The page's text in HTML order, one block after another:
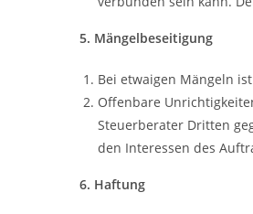
5. Mängelbeseitigung
Bei etwaigen Mängeln
Offenbare
Steuerberater Dritten
den Interessen des
6. Haftung